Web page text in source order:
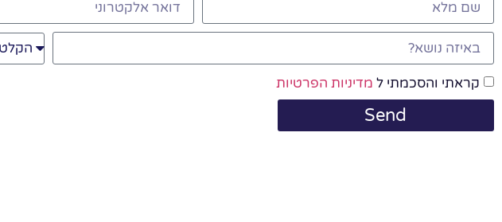
קראתי והסכמתי ל מדיניות הפרטיות
Send